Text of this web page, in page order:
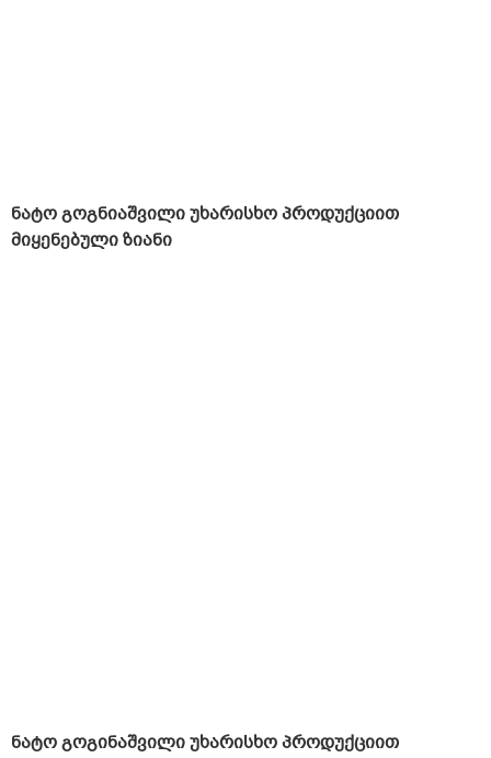
ნატო გოგნიაშვილიუხარისხო პროდუქციით
მიყენებული ზიანი
ნატო გოგინაშვილი უხარისხო პროდუქციით